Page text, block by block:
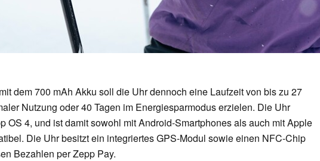
dem 700 mAh Akku soll die Uhr dennoch eine Laufzeit von bis zu 27
Nutzung oder 40 Tagen im Energiesparmodus erzielen. Die Uhr
OS 4, und ist damit sowohl mit Android-Smartphones als auch mit Apple
Die Uhr besitzt ein integriertes GPS-Modul sowie einen NFC-Chip
Bezahlen per Zepp Pay.